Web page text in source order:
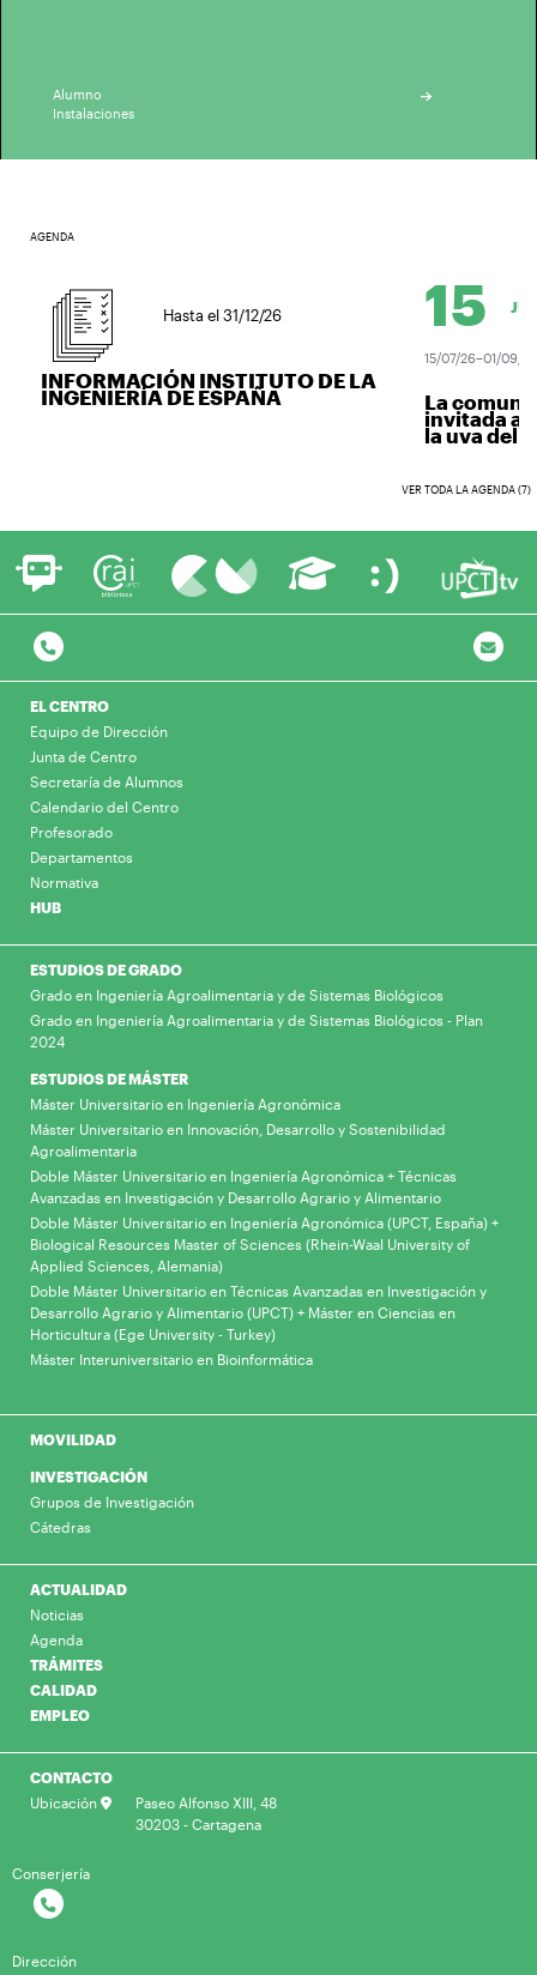
Alumno
Instalaciones
AGENDA
Hasta el 31/12/26
INFORMACIÓN INSTITUTO DE LA
INGENIERÍA DE ESPAÑA
15 JUL.
15/07/26–01/09/26
La
invitada a
la uva del
VER TODA LA AGENDA (7)
EL CENTRO
Equipo de Dirección
Junta de Centro
Secretaría de Alumnos
Calendario del Centro
Profesorado
Departamentos
Normativa
HUB
ESTUDIOS DE GRADO
Grado en Ingeniería Agroalimentaria y de Sistemas Biológicos
Grado en Ingeniería Agroalimentaria y de Sistemas Biológicos - Plan
2024
ESTUDIOS DE MÁSTER
Máster Universitario en Ingeniería Agronómica
Máster Universitario en Innovación, Desarrollo y Sostenibilidad
Agroalimentaria
Doble Máster Universitario en Ingeniería Agronómica + Técnicas
Avanzadas en Investigación y Desarrollo Agrario y Alimentario
Doble Máster Universitario en Ingeniería Agronómica (UPCT, España) +
Biological Resources Master of Sciences (Rhein-Waal University of
Applied Sciences, Alemania)
Doble Máster Universitario en Técnicas Avanzadas en Investigación y
Desarrollo Agrario y Alimentario (UPCT) + Máster en Ciencias en
Horticultura (Ege University - Turkey)
Máster Interuniversitario en Bioinformática
MOVILIDAD
INVESTIGACIÓN
Grupos de Investigación
Cátedras
ACTUALIDAD
Noticias
Agenda
TRÁMITES
CALIDAD
EMPLEO
CONTACTO
Ubicación
Paseo Alfonso XIII, 48
30203 - Cartagena
Conserjería
Dirección